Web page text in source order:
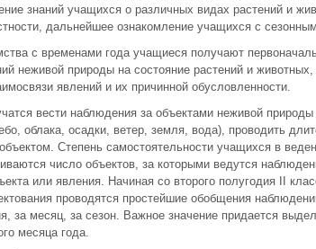
знаний учащихся о различных видах растений и
дальнейшее ознакомление учащихся с
с временами года учащиеся получают
неживой природы на состояние растений и
явлений и их причинной обусловленности.
вести наблюдения за объектами неживой
облака, осадки, ветер, земля, вода), проводить
Степень самостоятельности учащихся в
число объектов, за которыми ведутся
или явления. Начиная со второго полугодия II
проводятся простейшие обобщения
за месяц, за сезон. Важное значение придается
месяца года.